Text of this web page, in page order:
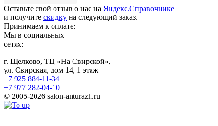
Оставьте свой отзыв о нас на Яндекс.Справочнике
и получите скидку на следующий заказ.
Принимаем к оплате:
Мы в социальных
сетях:
г. Щелково, ТЦ «На Свирской»,
ул. Свирская, дом 14, 1 этаж
+7 925 884-11-34
+7 977 282-04-10
© 2005-2026 salon-anturazh.ru